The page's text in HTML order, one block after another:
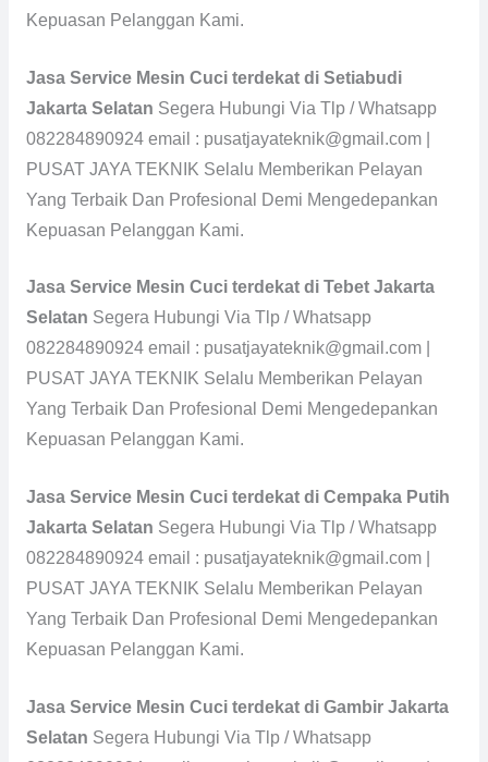
Kepuasan Pelanggan Kami.
Jasa Service Mesin Cuci terdekat di Setiabudi
Jakarta Selatan Segera Hubungi Via Tlp / Whatsapp
082284890924 email : pusatjayateknik@gmail.com |
PUSAT JAYA TEKNIK Selalu Memberikan Pelayan
Yang Terbaik Dan Profesional Demi Mengedepankan
Kepuasan Pelanggan Kami.
Jasa Service Mesin Cuci terdekat di Tebet Jakarta
Selatan Segera Hubungi Via Tlp / Whatsapp
082284890924 email : pusatjayateknik@gmail.com |
PUSAT JAYA TEKNIK Selalu Memberikan Pelayan
Yang Terbaik Dan Profesional Demi Mengedepankan
Kepuasan Pelanggan Kami.
Jasa Service Mesin Cuci terdekat di Cempaka Putih
Jakarta Selatan Segera Hubungi Via Tlp / Whatsapp
082284890924 email : pusatjayateknik@gmail.com |
PUSAT JAYA TEKNIK Selalu Memberikan Pelayan
Yang Terbaik Dan Profesional Demi Mengedepankan
Kepuasan Pelanggan Kami.
Jasa Service Mesin Cuci terdekat di Gambir Jakarta
Selatan Segera Hubungi Via Tlp / Whatsapp